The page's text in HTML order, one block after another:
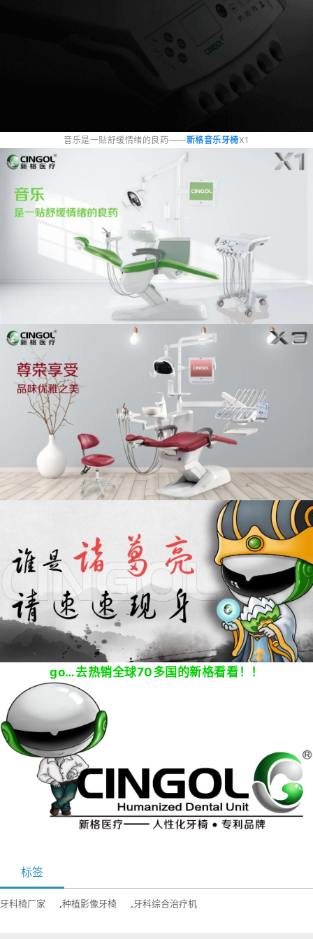
音乐是一贴舒缓情绪的良药——新格音乐牙椅X1
go…去热销全球70多国的新格看看！！
标签
牙科椅厂家 种植影像牙椅 牙科综合治疗机